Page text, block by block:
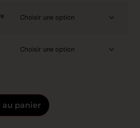
au panier